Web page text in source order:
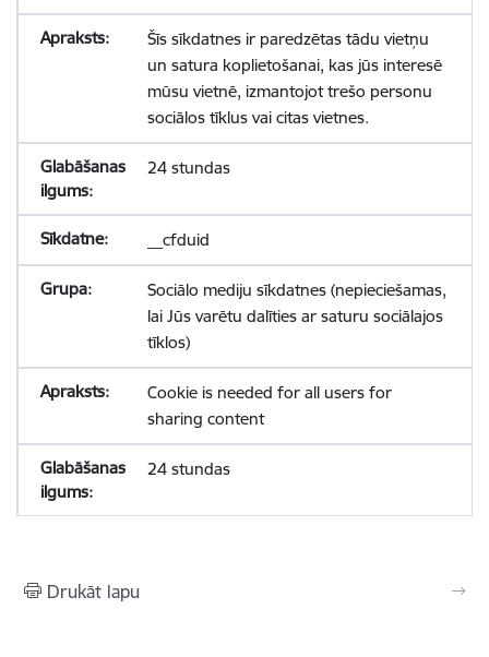
Šīs sīkdatnes ir paredzētas tādu vietņu
un satura koplietošanai, kas jūs interesē
mūsu vietnē, izmantojot trešo personu
sociālos tīklus vai citas vietnes.
24 stundas
__cfduid
Sociālo mediju sīkdatnes (nepieciešamas,
lai Jūs varētu dalīties ar saturu sociālajos
tīklos)
Cookie is needed for all users for
sharing content
24 stundas
Drukāt lapu